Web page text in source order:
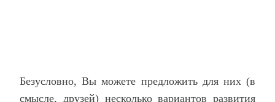
Безусловно, Вы можете предложить для них (в
смысле, друзей) несколько вариантов развития